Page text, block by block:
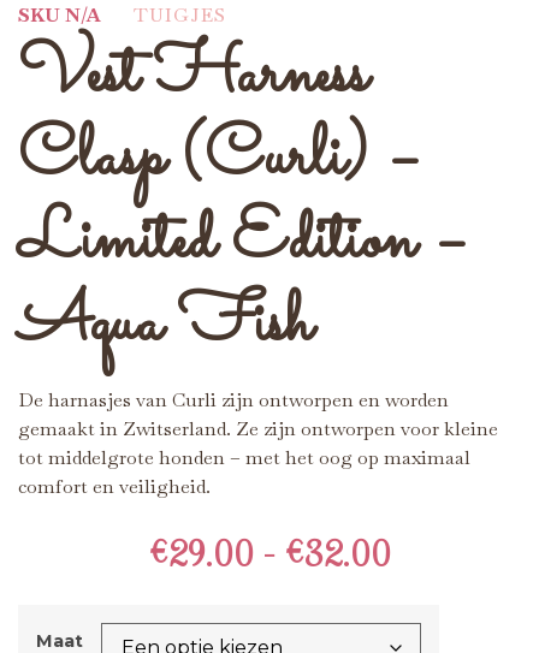
SKUN/A TUIGJES
Vest Harness
Clasp (Curli) –
Limited Edition –
Aqua Fish
De harnasjes van Curli zijn ontworpen en worden
gemaakt in Zwitserland. Ze zijn ontworpen voor kleine
tot middelgrote honden – met het oog op maximaal
comfort en veiligheid.
€29.00 - €32.00
Maat